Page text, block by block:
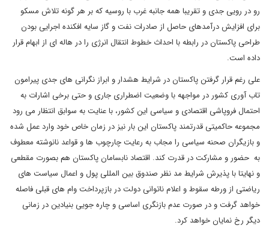
رو در رویی جدی و تقریبا همه جانبه غرب با روسیه که بر هر گونه تلاش مسکو
برای افزایش درآمدهای حاصل از صادرات نفت و گاز سایه افکنده اجرایی بودن
طراحی پاکستان در رابطه با احداث خطوط انتقال انرژی را در هاله ای از ابهام قرار
داده است.
علی رغم قرار گرفتن پاکستان در شرایط هشدار و ابراز نگرانی های جدی پیرامون
تاب آوری کشور در مواجهه با وضعیت اضطراری جاری و حتی برخی اشارات به
احتمال فروپاشی اقتصادی و سیاسی این کشور، با عنایت به سوابق انتظار می رود
مجموعه حاکمیتی قدرتمند پاکستان این بار نیز در زمان خاص خود وارد عمل شده
و بازیگران صحنه سیاسی را مجاب به رعایت چارچوب ها و قواعد نانوشته معطوف
به حضور و مشارکت در قدرت کند. اقتصاد نابسامان پاکستان هم بصورت مقطعی
و نهایتا با پذیرش شرایط مد نظر صندوق بین المللی پول و اعمال سیاست های
ریاضتی از ورطه سقوط و اعلام ناتوانی دولت در بازپرداخت وام های قبلی فاصله
خواهد گرفت و در صورت عدم بازنگری اساسی و چاره جویی بنیادین در زمانی
دیگر رخ نمایان خواهد کرد.